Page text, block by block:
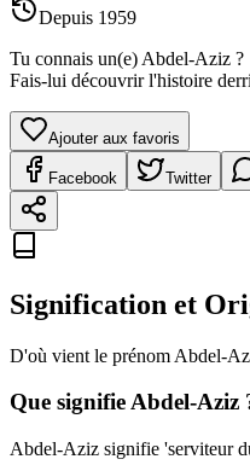
Depuis 1959
Tu connais un(e) Abdel-Aziz ?
Fais-lui découvrir l'histoire
Ajouter aux favoris
Facebook Twitter
Signification et
D'où vient le prénom Abdel-
Que signifieAbdel-Aziz
Abdel-Aziz signifie 'serviteur